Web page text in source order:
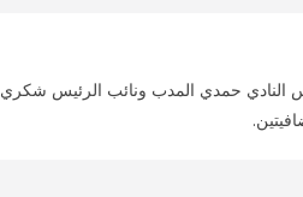
النادي حمدي المدب ونائب الرئيس شكري